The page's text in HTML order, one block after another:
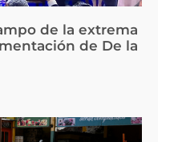
de la extrema
de De la